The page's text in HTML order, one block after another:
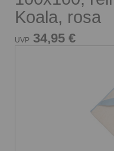
Koala, rosa
UVP 34,95 €